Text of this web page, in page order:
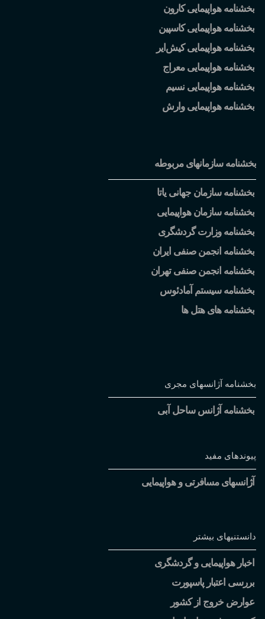
بخشنامه هواپیمایی کارون
بخشنامه هواپیمایی کاسپین
بخشنامه هواپیمایی کیش ایر
بخشنامه هواپیمایی معراج
بخشنامه هواپیمایی نسیم
بخشنامه هواپیمایی وارش
بخشنامه سازمانهای مربوطه
بخشنامه سازمان جهانی یاتا
بخشنامه سازمان هواپیمایی
بخشنامه وزارت گردشگری
بخشنامه انجمن صنفی ایران
بخشنامه انجمن صنفی تهران
بخشنامه سیستم آمادئوس
بخشنامه های هتل ها
بخشنامه آژانسهای مجری
بخشنامه آژانس ساحل آبی
پیوندهای مفید
آژانسهای مسافرتی و هواپیمایی
دانستنیهای بیشتر
اخبار هواپیمایی و گردشگری
بررسی اعتبار پاسپورت
عوارض خروج از کشور